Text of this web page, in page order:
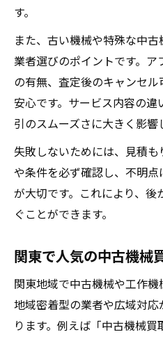
す。
また、古い機械や特殊な中
業者選びのポイントです。
の有無、査定後のキャンセ
安心です。サービス内容の
引のスムーズさに大きく影響
失敗しないためには、見積
や条件を必ず確認し、不明
が大切です。これにより、
ぐことができます。
関東で人気の中古機械
関東地域で中古機械や工作機
地域密着型の業者や広域対
ります。例えば「中古機械